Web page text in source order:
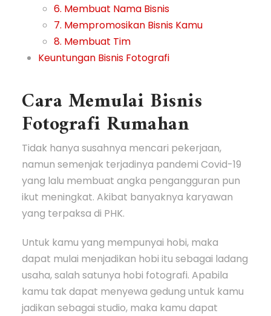
6. Membuat Nama Bisnis
7. Mempromosikan Bisnis Kamu
8. Membuat Tim
Keuntungan Bisnis Fotografi
Cara Memulai Bisnis
Fotografi Rumahan
Tidak hanya susahnya mencari pekerjaan,
namun semenjak terjadinya pandemi Covid-19
yang lalu membuat angka pengangguran pun
ikut meningkat. Akibat banyaknya karyawan
yang terpaksa di PHK.
Untuk kamu yang mempunyai hobi, maka
dapat mulai menjadikan hobi itu sebagai ladang
usaha, salah satunya hobi fotografi. Apabila
kamu tak dapat menyewa gedung untuk kamu
jadikan sebagai studio, maka kamu dapat